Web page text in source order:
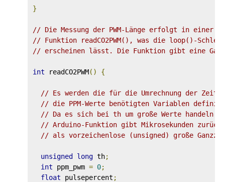
}
// Die Messung der PWM-Länge erfolgt in einer
// Funktion readCO2PWM(), was die loop()-
// erscheinen lässt. Die Funktion gibt eine
int readCO2PWM() {
// Es werden die für die Umrechnung der
// die PPM-Werte benötigten Variablen
// Da es sich bei th um große Werte handeln
// Arduino-Funktion gibt Mikrosekunden
// als vorzeichenlose (unsigned) große
unsigned long th;
int ppm_pwm = 0;
float pulsepercent ;